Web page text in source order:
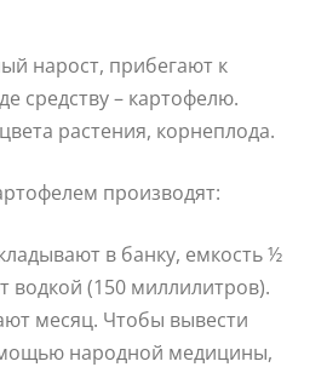
нарост, прибегают к
средству – картофелю.
растения, корнеплода.
производят:
в банку, емкость ½
водкой (150 миллилитров).
месяц. Чтобы вывести
народной медицины,